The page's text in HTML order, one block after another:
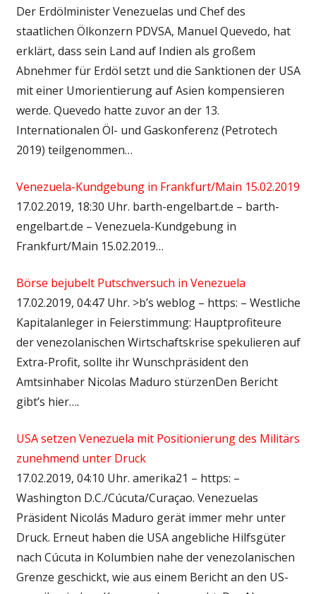
Der Erdölminister Venezuelas und Chef des
staatlichen Ölkonzern PDVSA, Manuel Quevedo, hat
erklärt, dass sein Land auf Indien als großem
Abnehmer für Erdöl setzt und die Sanktionen der USA
mit einer Umorientierung auf Asien kompensieren
werde. Quevedo hatte zuvor an der 13.
Internationalen Öl- und Gaskonferenz (Petrotech
2019) teilgenommen…
Venezuela-Kundgebung in Frankfurt/Main 15.02.2019
17.02.2019, 18:30 Uhr. barth-engelbart.de – barth-
engelbart.de – Venezuela-Kundgebung in
Frankfurt/Main 15.02.2019…
Börse bejubelt Putschversuch in Venezuela
17.02.2019, 04:47 Uhr. >b’s weblog – https: – Westliche
Kapitalanleger in Feierstimmung: Hauptprofiteure
der venezolanischen Wirtschaftskrise spekulieren auf
Extra-Profit, sollte ihr Wunschpräsident den
Amtsinhaber Nicolas Maduro stürzenDen Bericht
gibt’s hier….
USA setzen Venezuela mit Positionierung des Militärs
zunehmend unter Druck
17.02.2019, 04:10 Uhr. amerika21 – https: –
Washington D.C./Cúcuta/Curaçao. Venezuelas
Präsident Nicolás Maduro gerät immer mehr unter
Druck. Erneut haben die USA angebliche Hilfsgüter
nach Cúcuta in Kolumbien nahe der venezolanischen
Grenze geschickt, wie aus einem Bericht an den US-